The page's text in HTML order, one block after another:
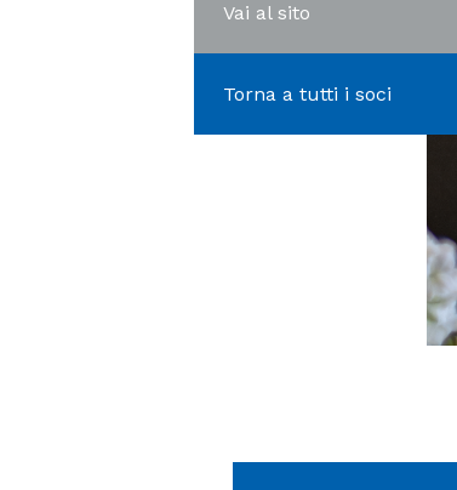
Vai al sito
Torna a tutti i soci